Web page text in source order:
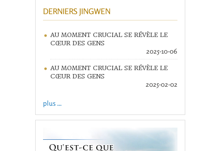
DERNIERS JINGWEN
AU MOMENT CRUCIAL SE RÉVÈLE LE
CŒUR DES GENS
2025-10-06
AU MOMENT CRUCIAL SE RÉVÈLE LE
CŒUR DES GENS
2025-02-02
plus ...